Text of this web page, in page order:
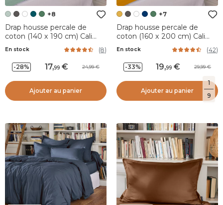
1
9
+8
Drap housse percale de
coton (140 x 190 cm) Cali
En stock (8)
-28% 17,99 24,99
Ajouter au panier
+7
Drap housse percale de
coton (160 x 200 cm) Cali
En stock (42)
-33% 19,99 29,99
Ajouter au panier